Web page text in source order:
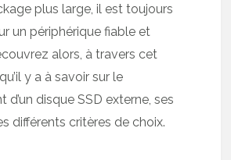
plus large, il est toujours
un périphérique fiable et
alors, à travers cet
y a à savoir sur le
disque SSD externe, ses
différents critères de choix.